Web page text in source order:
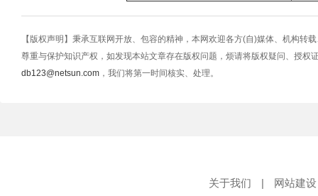
【版权声明】秉承互联网开放、包容的精神，本网欢迎各方(自)媒体、机构转
尊重与保护知识产权，如发现本站文章存在版权问题，烦请将版权疑问、授权
db123@netsun.com ，我们将第一时间核实、处理。
关于我们 | 网站建设